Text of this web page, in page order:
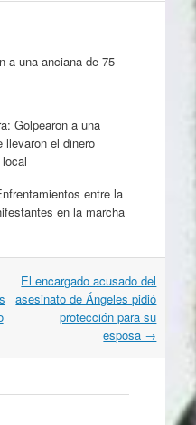
a una anciana de 75
Golpearon a una
llevaron el dinero
entre la
en la marcha
El encargado acusado del
asesinato de Ángeles pidió
protección para su
esposa →